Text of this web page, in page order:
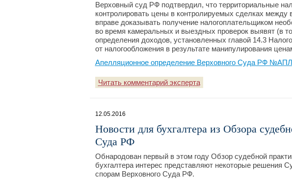
Верховный суд РФ подтвердил, что территориальные
контролировать цены в контролируемых сделках
вправе доказывать получение налогоплательщиком
во время камеральных и выездных проверок выявят (в
определения доходов, установленных главой 14.3
от налогообложения в результате манипулирования
Апелляционное определение Верховного Суда РФ
Читать комментарий эксперта
12.05.2016
Новости для бухгалтера из Обзора
Суда РФ
Обнародован первый в этом году Обзор судебной
бухгалтера интерес представляют некоторые решения
спорам Верховного Суда РФ.